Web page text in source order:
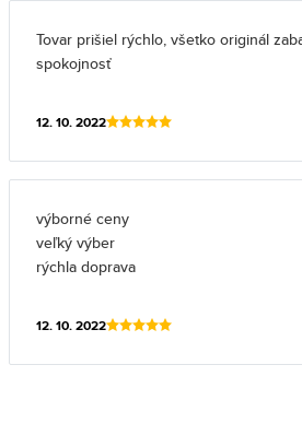
Tovar prišiel rýchlo, všetko originál
spokojnosť
12. 10. 2022
výborné ceny
veľký výber
rýchla doprava
12. 10. 2022